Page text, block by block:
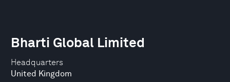
Headquarters
United Kingdom
Bharti Global Limited